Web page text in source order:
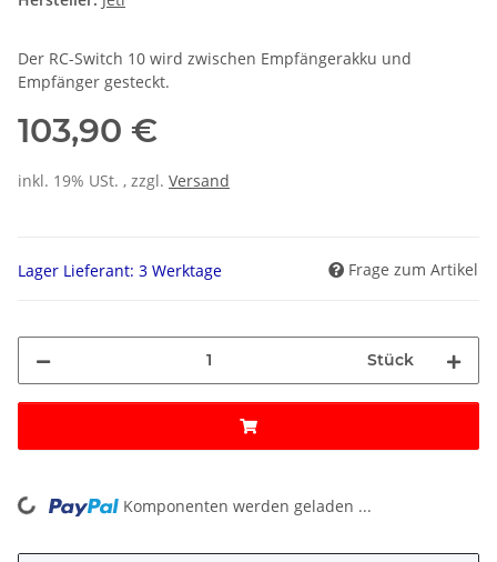
Der RC-Switch 10 wird zwischen Empfängerakku und
Empfänger gesteckt.
103,90 €
inkl. 19% USt. , zzgl. Versand
Lager Lieferant: 3 Werktage Frage zum Artikel
Stück
Komponenten werden geladen ...